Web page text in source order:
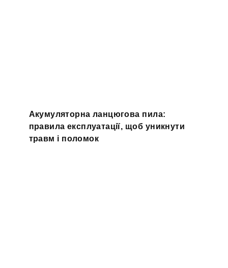
Акумуляторна ланцюгова пила:
правила експлуатації, щоб уникнути
травм і поломок